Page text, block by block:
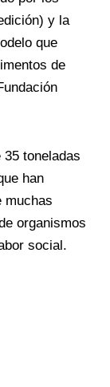
y la
que
de
35 toneladas
han
muchas
organismos
social.